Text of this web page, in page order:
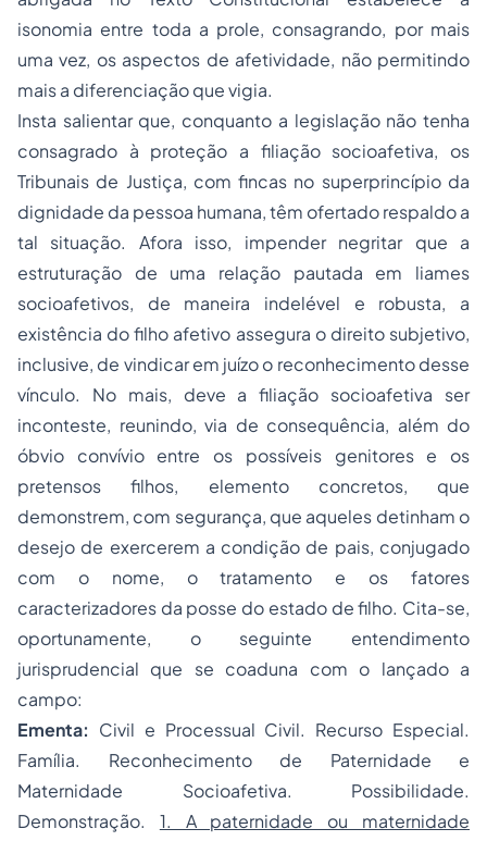
isonomia entre toda a prole, consagrando, por mais
uma vez, os aspectos de afetividade, não permitindo
mais a diferenciação que vigia.
Insta salientar que, conquanto a legislação não tenha
consagrado à proteção a filiação socioafetiva, os
Tribunais de Justiça, com fincas no superprincípio da
dignidade da pessoa humana, têm ofertado respaldo a
tal situação. Afora isso, impender negritar que a
estruturação de uma relação pautada em liames
socioafetivos, de maneira indelével e robusta, a
existência do filho afetivo assegura o direito subjetivo,
inclusive, de vindicar em juízo o reconhecimento desse
vínculo. No mais, deve a filiação socioafetiva ser
inconteste, reunindo, via de consequência, além do
óbvio convívio entre os possíveis genitores e os
pretensos filhos, elemento concretos, que
demonstrem, com segurança, que aqueles detinham o
desejo de exercerem a condição de pais, conjugado
com o nome, o tratamento e os fatores
caracterizadores da posse do estado de filho. Cita-se,
oportunamente, o seguinte entendimento
jurisprudencial que se coaduna com o lançado a
campo:
Ementa: Civil e Processual Civil. Recurso Especial.
Família. Reconhecimento de Paternidade e
Maternidade Socioafetiva. Possibilidade.
Demonstração. 1. A paternidade ou maternidade